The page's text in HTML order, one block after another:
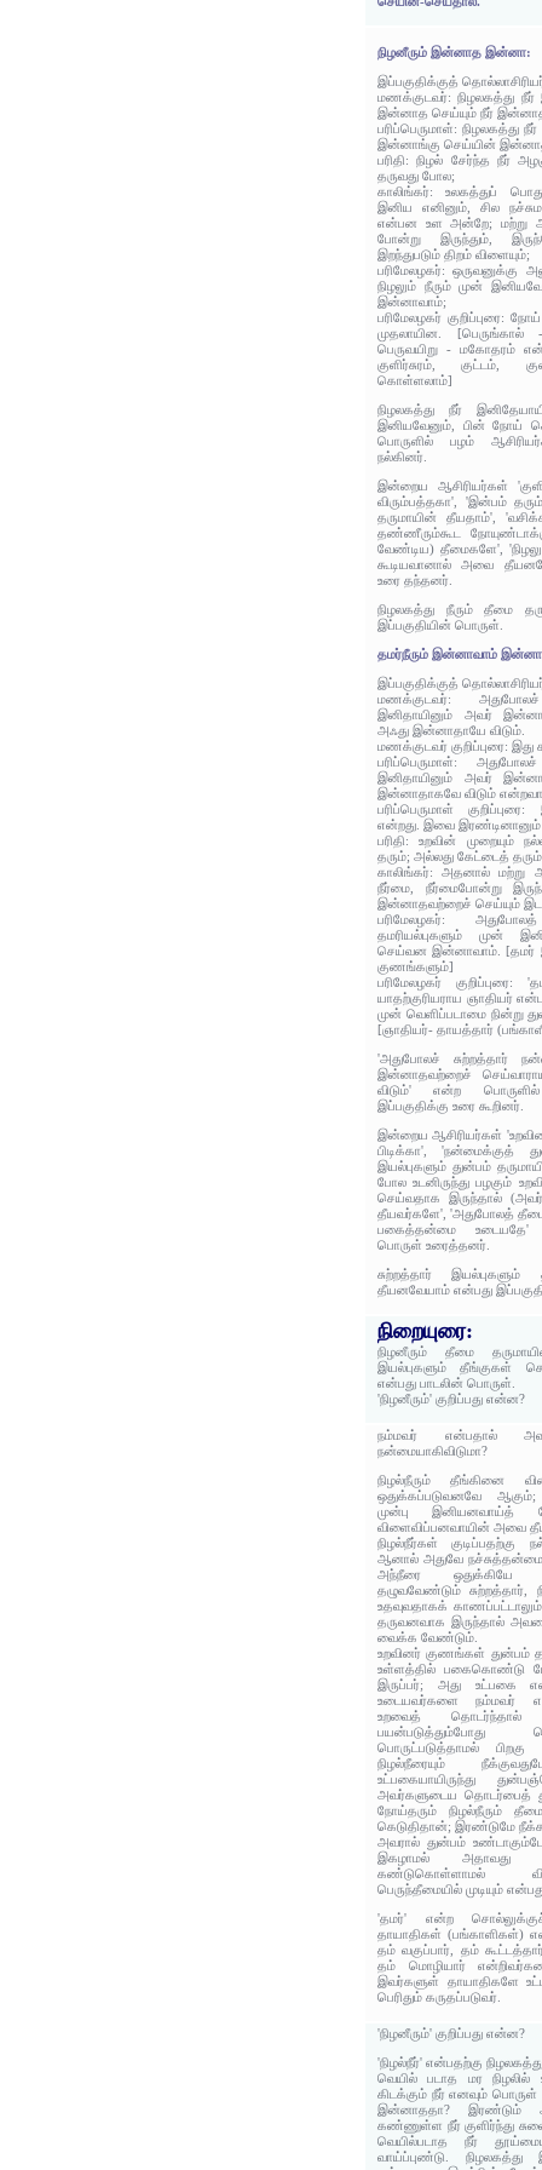
நிழனீரும் இன்னாத இன்னா:
இப்பகுதிக்குத்
மணக்குடவர்: நிழலகத்து நீர்
இன்னாத செய்யும் நீர்
பரிப்பெருமாள்: நிழலகத்து
இன்னாங்கு செய்யின்
பரிதி: நிழல் சேர்ந்த நீர்
தருவது போல;
காலிங்கர்: உலகத்துப்
இனிய எனினும், சில
என்பன உள அன்றே; மற்று
போன்று இருந்தும்,
இறந்துபடும் திறம் விளையும்;
பரிமேலழகர்: ஒருவனுக்கு
நிழலும் நீரும் முன்
இன்னாவாம்;
பரிமேலழகர் குறிப்புரை:
முதலாயின.
பெருவயிறு - மகோதரம்
குளிர்சுரம், குட்டம்,
கொள்ளலாம்]
நிழலகத்து நீர்
இனியவேனும், பின் நோய்
பொருளில் பழம்
நல்கினர்.
இன்றைய ஆசிரியர்கள்
விரும்பத்தகா', 'இன்பம்
தருமாயின் தீயதாம்',
தண்ணீரும்கூட
வேண்டிய) தீமைகளே',
கூடியவானால் அவை
உரை தந்தனர்.
நிழலகத்து நீரும் தீமை
இப்பகுதியின் பொருள்.
தமர்நீரும் இன்னாவாம்
இப்பகுதிக்குத்
மணக்குடவர்:
இனிதாயினும் அவர்
அஃது இன்னாதாயே விடும்.
மணக்குடவர் குறிப்புரை:
பரிப்பெருமாள்:
இனிதாயினும் அவர்
இன்னாதாகவே விடும்
பரிப்பெருமாள்
என்றது. இவை இரண்டினானும்
பரிதி: உறவின் முறையும்
தரும்; அல்லது கேட்டைத்
காலிங்கர்: அதனால் மற்று
நீர்மை, நீர்மைபோன்று
இன்னாதவற்றைச் செய்யும்
பரிமேலழகர்:
தமரியல்புகளும் முன்
செய்வன இன்னாவாம். [தமர்
குணங்களும்]
பரிமேலழகர்
யாதற்குரியராய ஞாதியர்
முன் வெளிப்படாமை நின்று
[ஞாதியர்- தாயத்தார்
'அதுபோலச் சுற்றத்தார்
இன்னாதவற்றைச்
விடும்' என்ற
இப்பகுதிக்கு உரை கூறினர்.
இன்றைய ஆசிரியர்கள்
பிடிக்கா', 'நன்மைக்குத்
இயல்புகளும் துன்பம்
போல உடனிருந்து பழகும்
செய்வதாக இருந்தால்
தீயவர்களே', 'அதுபோலத் தீமை
பகைத்தன்மை உடையதே'
பொருள் உரைத்தனர்.
சுற்றத்தார்
தீயனவேயாம் என்பது
நிறையுரை:
நிழனீரும் தீமை
இயல்புகளும் தீங்குகள்
என்பது பாடலின் பொருள்.
'நிழனீரும்' குறிப்பது என்ன?
நம்மவர் என்பதால்
நன்மையாகிவிடுமா?
நிழல்நீரும் தீங்கினை
ஒதுக்கப்படுவனவே ஆகும்;
முன்பு இனியனவாய்த்
விளைவிப்பனவாயின் அவை
நிழல்நீர்கள் குடிப்பதற்கு
ஆனால் அதுவே
அந்நீரை ஒதுக்கியே
தழுவவேண்டும் சுற்றத்தார்,
உதவுவதாகக்
தருவனவாக இருந்தால்
வைக்க வேண்டும்.
உறவினர் குணங்கள் துன்பம்
உள்ளத்தில் பகைகொண்டு
இருப்பர்; அது உட்பகை
உடையவர்களை நம்மவர்
உறவைத் தொடர்ந்தால்
பயன்படுத்தும்போது
பொருட்படுத்தாமல்
நிழல்நீரையும்
உட்பகையாயிருந்து
அவர்களுடைய தொடர்பைத்
நோய்தரும் நிழல்நீரும்
கெடுதிதான்; இரண்டுமே
அவரால் துன்பம்
இகழாமல் அதாவது
கண்டுகொள்ளாமல்
பெருந்தீமையில் முடியும்
'தமர்' என்ற
தாயாதிகள் (பங்காளிகள்)
தம் வகுப்பார், தம்
தம் மொழியார்
இவர்களுள் தாயாதிகளே
பெரிதும் கருதப்படுவர்.
'நிழனீரும்' குறிப்பது என்ன?
'நிழல்நீர்' என்பதற்கு
வெயில் படாத மர நிழலில்
கிடக்கும் நீர் எனவும் பொருள்
இன்னாததா? இரண்டும்
கண்ணுள்ள நீர் குளிர்ந்து
வெயில்படாத நீர்
வாய்ப்புண்டு. நிழலகத்து